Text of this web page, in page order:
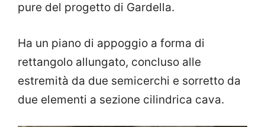
pure del progetto di Gardella.
Ha un piano di appoggio a forma di
rettangolo allungato, concluso alle
estremità da due semicerchi e sorretto da
due elementi a sezione cilindrica cava.